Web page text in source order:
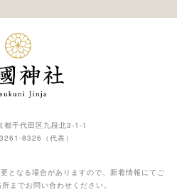
都千代田区九段北3-1-1
8326 （代表）
となる場合がありますので、新着情報にてご
までお問い合わせください。